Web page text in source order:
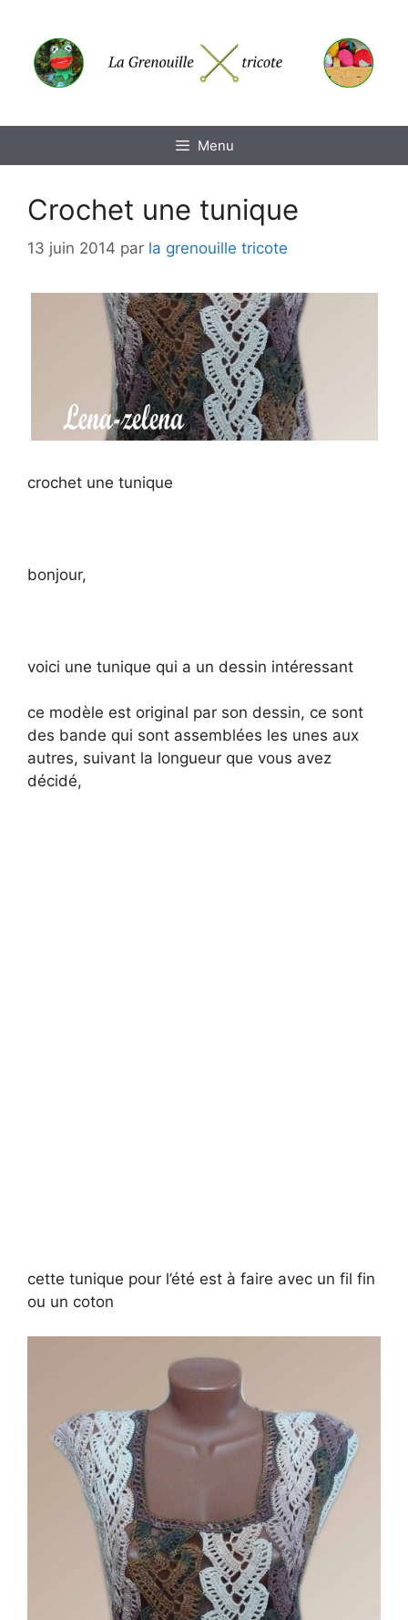
contenu
Menu
Crochet une tunique
13 juin 2014 par la grenouille tricote
crochet une tunique
bonjour,
voici une tunique qui a un dessin intéressant
ce modèle est original par son dessin, ce sont
des bande qui sont assemblées les unes aux
autres, suivant la longueur que vous avez
décidé,
cette tunique pour l’été est à faire avec un fil fin
ou un coton